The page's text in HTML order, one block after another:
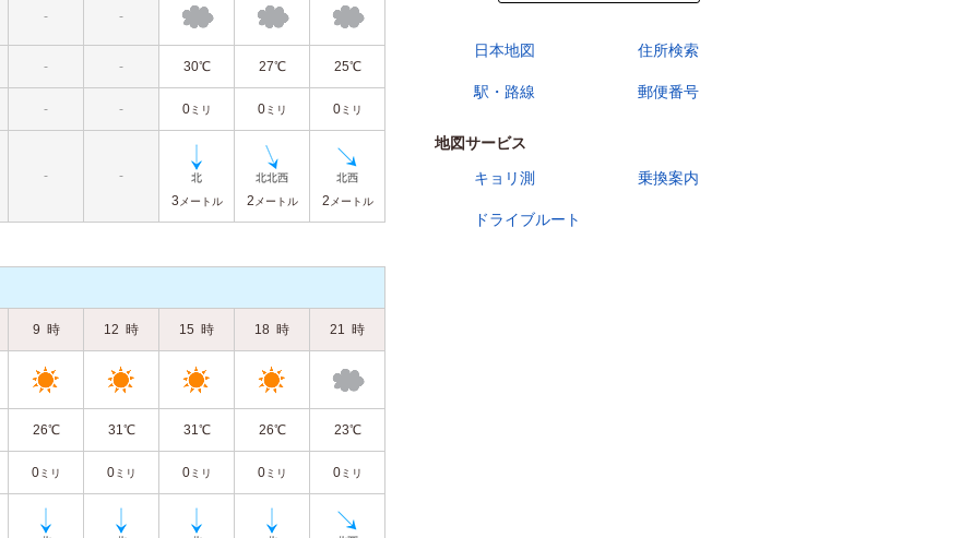
- -
- - 30℃ 27℃ 25℃
- - 0ミリ 0ミリ 0ミリ
-
-
3 メートル 2 メートル 2 メートル
9 時 12 時 15 時 18 時 21 時
26℃ 31℃ 31℃ 26℃ 23℃
0ミリ 0ミリ 0ミリ 0ミリ 0ミリ
日本地図 住所検索
駅・路線 郵便番号
地図サービス
キョリ測
乗換案内
ドライブルート